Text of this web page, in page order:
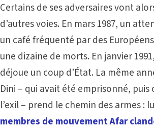
Certains de ses adversaires vont
d’autres voies. En mars 1987, un
un café fréquenté par des
une dizaine de morts. En janvier
déjoue un coup d’État. La même
Dini – qui avait été emprisonné,
l’exil – prend le chemin des armes :
membres de mouvement Afar